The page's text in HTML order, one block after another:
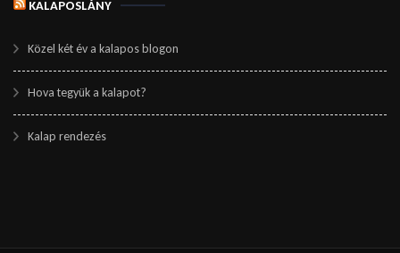
KALAPOSLÁNY
Közel két év a kalapos blogon
Hova tegyük a kalapot?
Kalap rendezés